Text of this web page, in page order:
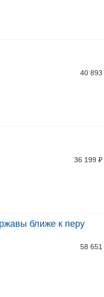
40 893
36 199 ₽
ближе к перу
58 651